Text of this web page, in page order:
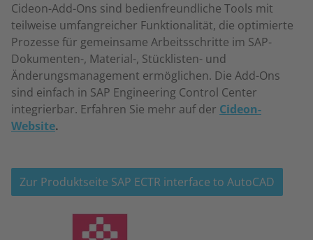
Cideon-Add-Ons sind bedienfreundliche Tools mit
teilweise umfangreicher Funktionalität, die optimierte
Prozesse für gemeinsame Arbeitsschritte im SAP-
Dokumenten-, Material-, Stücklisten- und
Änderungsmanagement ermöglichen. Die Add-Ons
sind einfach in SAP Engineering Control Center
integrierbar. Erfahren Sie mehr auf der Cideon-
Website.
Zur Produktseite SAP ECTR interface to AutoCAD